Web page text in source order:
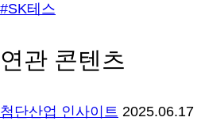
#SK테스
연관 콘텐츠
첨단산업 인사이트 2025.06.17